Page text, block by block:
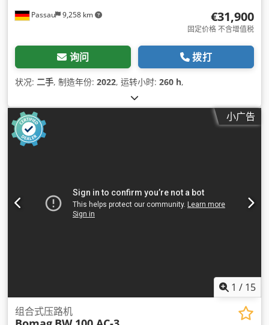
Passau 9,258 km €31,900
固定价格 不含增值税
询问 拨打
状况: 二手, 制造年份: 2022, 运转小时: 260 h,
小广告
1 / 15
组合式压路机